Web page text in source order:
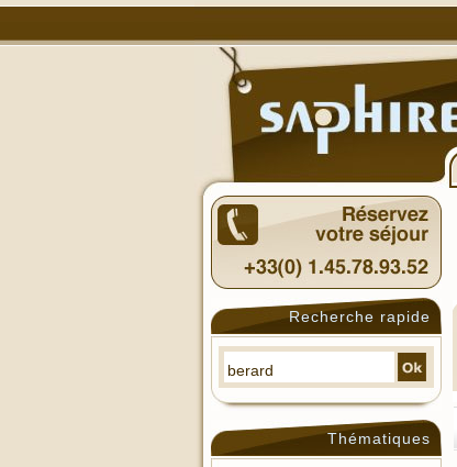
Recherche rapide
Thématiques